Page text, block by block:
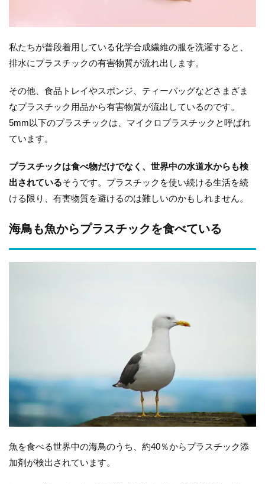
私たちが普段着用している化学合成繊維の服を洗濯すると、
排水にプラスチックの有害物質が流れ出します。
その他、食品トレイやスポンジ、ティーバッグなどさまざま
なプラスチック用品から有害物質が流出しているのです。
5mm以下のプラスチックは、マイクロプラスチックと呼ばれ
ています。
プラスチックは食べ物だけでなく、世界中の水道水からも検
出されているそうです。プラスチックを使い続ける生活を続
ける限り、有害物質を避けるのは難しいのかもしれません。
海鳥も魚からプラスチックを食べている
魚を食べる世界中の海鳥のうち、約40％からプラスチック添
加剤が検出されています。